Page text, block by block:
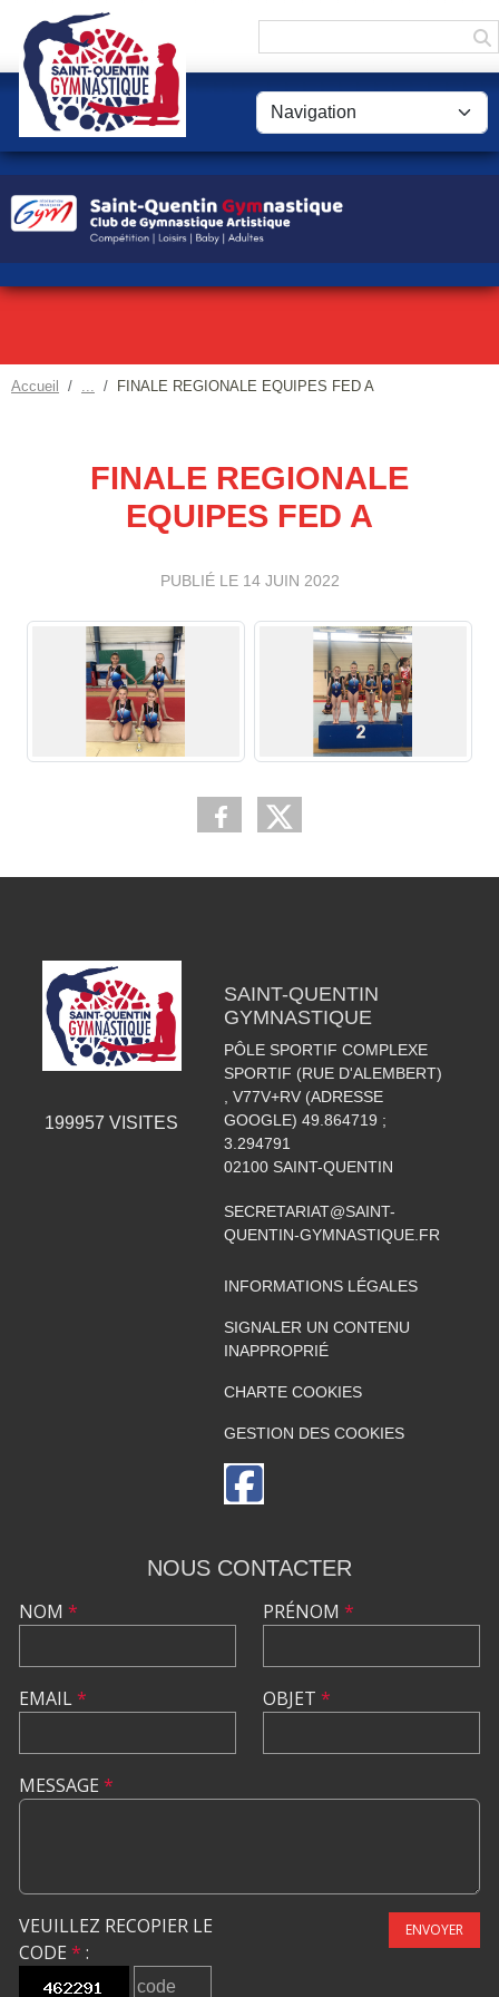
Accueil FINALE REGIONALE EQUIPES FED A
FINALE REGIONALE
EQUIPES FED A
PUBLIÉ LE 14 JUIN 2022
199957 VISITES
SAINT-QUENTIN
GYMNASTIQUE
PÔLE SPORTIF COMPLEXE
SPORTIF (RUE D'ALEMBERT)
, V77V+RV (ADRESSE
GOOGLE) 49.864719 ;
3.294791
02100 SAINT-QUENTIN
SECRETARIAT@SAINT-
QUENTIN-GYMNASTIQUE.FR
INFORMATIONS LÉGALES
SIGNALER UN CONTENU
INAPPROPRIÉ
CHARTE COOKIES
GESTION DES COOKIES
NOUS CONTACTER
NOM *
EMAIL*
PRÉNOM *
OBJET *
MESSAGE *
VEUILLEZ RECOPIER LE
CODE * :
ENVOYER
Panneau de gestion des cookies